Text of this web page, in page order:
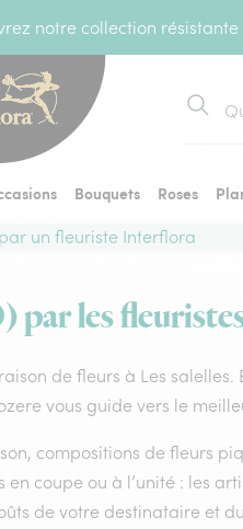
notre collection
Bouquets Roses
un fleuriste Interflora
par les
de fleurs à Les
vous guide vers le
compositions de fleurs
coupe ou à l’unité : les
de votre destinataire et